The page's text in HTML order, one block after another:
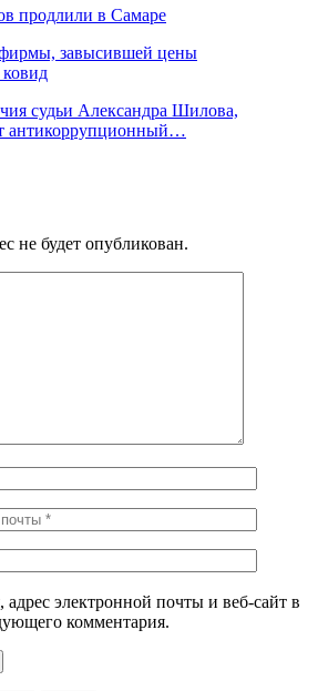
продлили в Самаре
завысившей цены
судьи Александра Шилова,
антикоррупционный…
не будет опубликован.
электронной почты и веб-сайт в
комментария.